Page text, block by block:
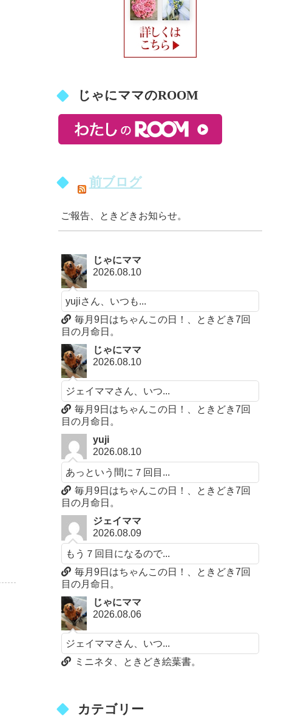
じゃにママのROOM
前ブログ
ご報告、ときどきお知らせ。
じゃにママ
2026.08.10
yujiさん、いつも...
毎月9日はちゃんこの日！、ときどき7回
目の月命日。
じゃにママ
2026.08.10
ジェイママさん、いつ...
毎月9日はちゃんこの日！、ときどき7回
目の月命日。
yuji
2026.08.10
あっという間に７回目...
毎月9日はちゃんこの日！、ときどき7回
目の月命日。
ジェイママ
2026.08.09
もう７回目になるので...
毎月9日はちゃんこの日！、ときどき7回
目の月命日。
じゃにママ
2026.08.06
ジェイママさん、いつ...
ミニネタ、ときどき絵葉書。
カテゴリー